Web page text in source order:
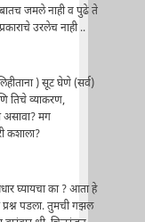
जमले नाही व पुढे ते
उरलेच नाही ..
) सूट घेणे (सर्व)
तिचे व्याकरण,
असावा? मग
कशाला?
घ्यायचा का ? आता हे
पडला. तुमची गझल